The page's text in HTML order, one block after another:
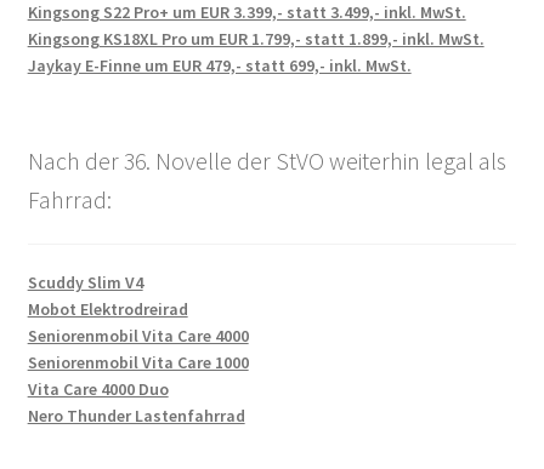
Kingsong S22 Pro+ um EUR 3.399,- statt 3.499,- inkl. MwSt.
Kingsong KS18XL Pro um EUR 1.799,- statt 1.899,- inkl. MwSt.
Jaykay E-Finne um EUR 479,- statt 699,- inkl. MwSt.
Nach der 36. Novelle der StVO weiterhin legal als
Fahrrad:
Scuddy Slim V4
Mobot Elektrodreirad
Seniorenmobil Vita Care 4000
Seniorenmobil Vita Care 1000
Vita Care 4000 Duo
Nero Thunder Lastenfahrrad